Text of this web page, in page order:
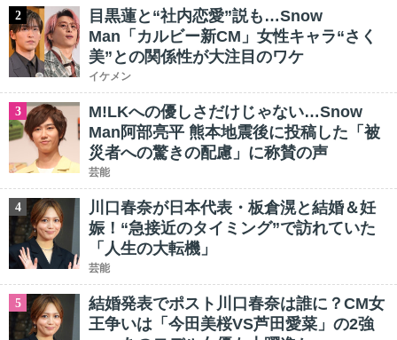
2
目黒蓮と“社内恋愛”説も…Snow
Man「カルビー新CM」女性キャラ“さく
美”との関係性が大注目のワケ
イケメン
3
M!LKへの優しさだけじゃない…Snow
Man阿部亮平 熊本地震後に投稿した「被
災者への驚きの配慮」に称賛の声
芸能
4
川口春奈が日本代表・板倉滉と結婚＆妊
娠！“急接近のタイミング”で訪れていた
「人生の大転機」
芸能
5
結婚発表でポスト川口春奈は誰に？CM女
王争いは「今田美桜VS芦田愛菜」の2強